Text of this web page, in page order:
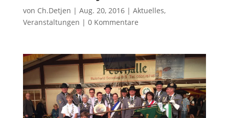
von Ch.Detjen | Aug. 20, 2016| Aktuelles,
Veranstaltungen | 0 Kommentare